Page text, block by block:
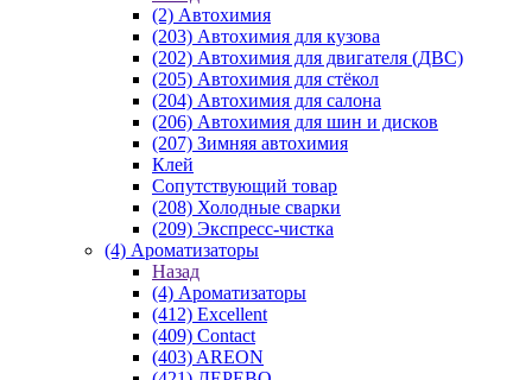
(2) Автохимия
(203) Автохимия для кузова
(202) Автохимия для двигателя (ДВС)
(205) Автохимия для стёкол
(204) Автохимия для салона
(206) Автохимия для шин и дисков
(207) Зимняя автохимия
Клей
Сопутствующий товар
(208) Холодные сварки
(209) Экспреcс-чистка
(4) Ароматизаторы
Назад
(4) Ароматизаторы
(412) Excellent
(409) Contact
(403) AREON